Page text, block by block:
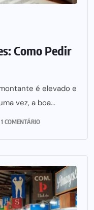
Como Pedir
é elevado e
vez, a boa...
1 COMENTÁRIO